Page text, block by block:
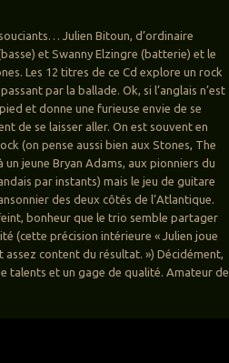
Julien Bitoun, d’ordinaire
et Swanny Elzingre (batterie) et le
Les 12 titres de ce Cd explore un rock
par la ballade. Ok, si l’anglais n’est
et donne une furieuse envie de se
de se laisser aller. On est souvent en
(on pense aussi bien aux Stones, The
un jeune Bryan Adams, aux pionniers du
par instants) mais le jeu de guitare
des deux côtés de l’Atlantique.
bonheur que le trio semble partager
(cette précision intérieure « Julien joue
content du résultat. ») Décidément,
talents et un gage de qualité. Amateur de